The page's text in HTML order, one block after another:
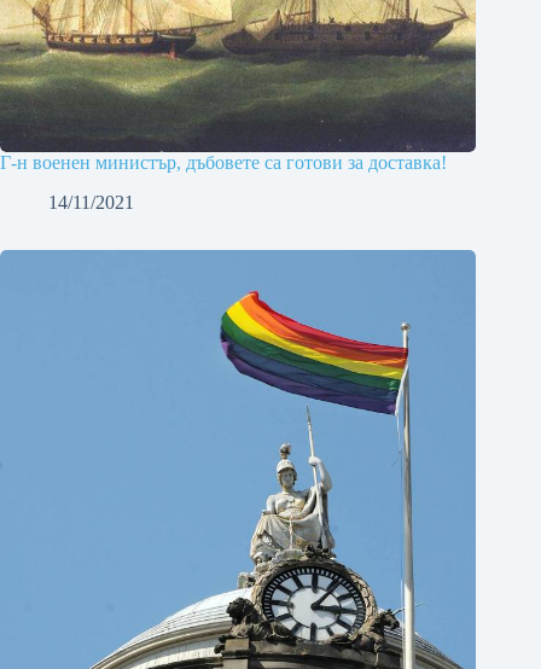
Г-н военен министър, дъбовете са готови за доставка!
14/11/2021